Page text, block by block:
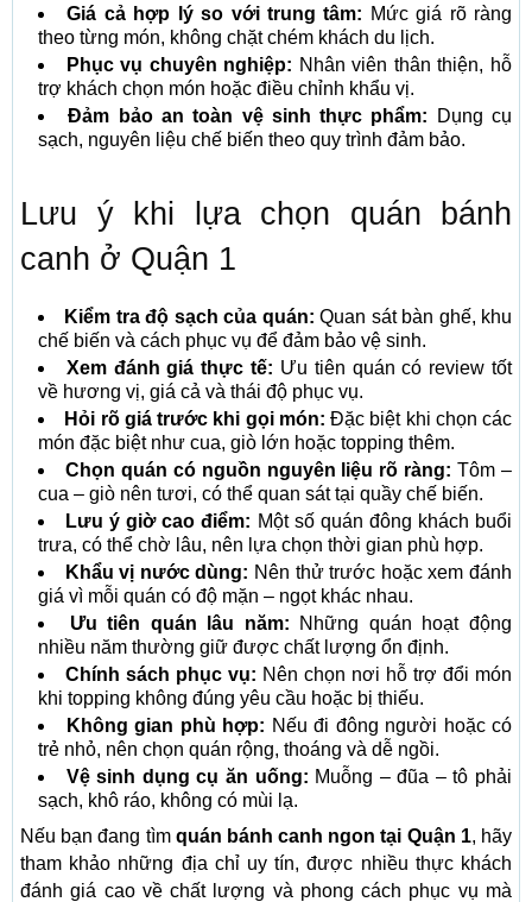
Giá cả hợp lý so với trung tâm: Mức giá rõ ràng
theo từng món, không chặt chém khách du lịch.
Phục vụ chuyên nghiệp: Nhân viên thân thiện, hỗ
trợ khách chọn món hoặc điều chỉnh khẩu vị.
Đảm bảo an toàn vệ sinh thực phẩm: Dụng cụ
sạch, nguyên liệu chế biến theo quy trình đảm bảo.
Lưu ý khi lựa chọn quán bánh
canh ở Quận 1
Kiểm tra độ sạch của quán: Quan sát bàn ghế, khu
chế biến và cách phục vụ để đảm bảo vệ sinh.
Xem đánh giá thực tế: Ưu tiên quán có review tốt
về hương vị, giá cả và thái độ phục vụ.
Hỏi rõ giá trước khi gọi món: Đặc biệt khi chọn các
món đặc biệt như cua, giò lớn hoặc topping thêm.
Chọn quán có nguồn nguyên liệu rõ ràng: Tôm –
cua – giò nên tươi, có thể quan sát tại quầy chế biến.
Lưu ý giờ cao điểm: Một số quán đông khách buổi
trưa, có thể chờ lâu, nên lựa chọn thời gian phù hợp.
Khẩu vị nước dùng: Nên thử trước hoặc xem đánh
giá vì mỗi quán có độ mặn – ngọt khác nhau.
Ưu tiên quán lâu năm: Những quán hoạt động
nhiều năm thường giữ được chất lượng ổn định.
Chính sách phục vụ: Nên chọn nơi hỗ trợ đổi món
khi topping không đúng yêu cầu hoặc bị thiếu.
Không gian phù hợp: Nếu đi đông người hoặc có
trẻ nhỏ, nên chọn quán rộng, thoáng và dễ ngồi.
Vệ sinh dụng cụ ăn uống: Muỗng – đũa – tô phải
sạch, khô ráo, không có mùi lạ.
Nếu bạn đang tìm quán bánh canh ngon tại Quận 1, hãy
tham khảo những địa chỉ uy tín, được nhiều thực khách
đánh giá cao về chất lượng và phong cách phục vụ mà